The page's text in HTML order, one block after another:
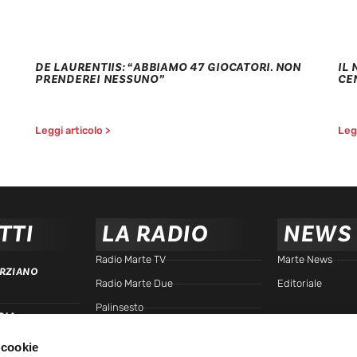
DE LAURENTIIS: “ABBIAMO 47 GIOCATORI. NON
PRENDEREI NESSUNO”
Leggi articolo >
IL
LA RADIO
Radio Marte TV
Radio Marte Due
Palinsesto
NEWS
Marte News
Editoriale